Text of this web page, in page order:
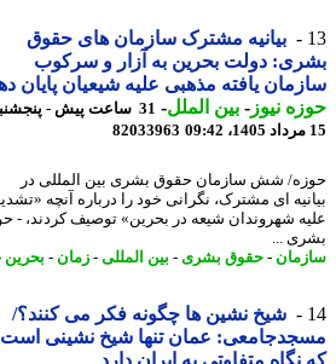
بیانیه مشترک سازمان های حقوق
دولت بحرین به آزار و سرکوب
یافته مذهبی علیه شیعیان پایان دهد
نیوز-بین الملل-
31 ساعت پیش - پنجشنبه
82033963
شش سازمان حقوق بشری بین المللی در
ای مشترک، نگرانی خود را درباره آنچه «تشدید
شهروندان شیعه در بحرین» توصیف کردند، -
...
-حقوق بشری- بین المللی-زمان -بحرین-
شیخ نشین ها چگونه فکر می کنند؟/
عمان تنها شیخ نشینی است
متفاوتی به ایران دارد